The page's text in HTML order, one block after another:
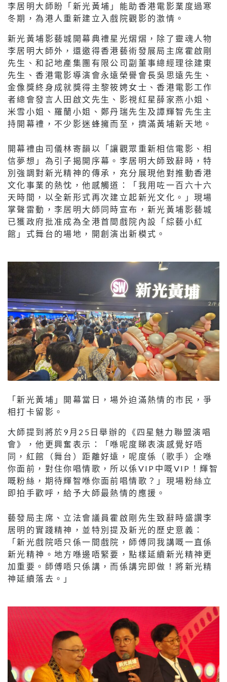
李居明大師盼「新光黃埔」能助香港電影業度過寒
冬期，為港人重新建立入戲院觀影的激情。
新光黃埔影藝城開幕典禮星光熠熠，除了靈魂人物
李居明大師外，還邀得香港藝術發展局主席霍啟剛
先生、和記地產集團有限公司副董事總經理徐建東
先生、香港電影導演會永遠榮譽會長吳思遠先生、
金像獎終身成就獎得主黎筱娉女士、香港電影工作
者總會發言人田啟文先生、影視紅星薛家燕小姐、
米雪小姐、羅蘭小姐、鄭丹瑞先生及譚輝智先生主
持開幕禮，不少影迷蜂擁而至，擠滿黃埔新天地。
開幕禮由司儀林寄韻以「讓觀眾重新相信電影、相
信夢想」為引子揭開序幕。李居明大師致辭時，特
別強調對新光精神的傳承，充分展現他對推動香港
文化事業的熱忱，他感觸道：「我用咗一百六十六
天時間，以全新形式再次建立起新光文化。」現場
掌聲雷動，李居明大師同時宣布，新光黃埔影藝城
已獲政府批准成為全港首間戲院內設「綜藝小紅
館」式舞台的場地，開創演出新模式。
「新光黃埔」開幕當日，場外迫滿熱情的市民，爭
相打卡留影。
大師提到將於9月25日舉辦的《四星魅力聯盟演唱
會》，他更興奮表示：「喺呢度睇表演感覺好唔
同，紅館（舞台）距離好遠，呢度係（歌手）企喺
你面前，對住你唱情歌，所以係VIP中嘅VIP！輝智
嘅粉絲，期待輝智喺你面前唱情歌？」現場粉絲立
即拍手歡呼，給予大師最熱情的應援。
藝發局主席、立法會議員霍啟剛先生致辭時盛讚李
居明的實踐精神，並特別提及新光的歷史意義：
「新光戲院唔只係一間戲院，師傅同我講嘅一直係
新光精神。地方喺邊唔緊要，點樣延續新光精神更
加重要。師傅唔只係講，而係講完即做！將新光精
神延續落去。」